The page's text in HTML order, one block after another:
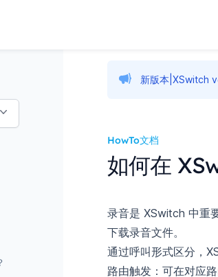
新版本|XSwitch
HowTo文档
如何在
录音是 XSwitch 中重
下载录音文件。
通过呼叫形式区分，
路由触发：可在对应